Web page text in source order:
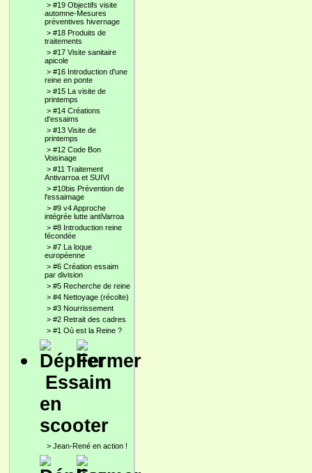
> #19 Objectifs visite
automne-Mesures
préventives hivernage
> #18 Produits de
traitements
> #17 Visite sanitaire
apicole
> #16 Introduction d'une
reine en ponte
> #15 La visite de
printemps
> #14 Créations
d'essaims
> #13 Visite de
printemps
> #12 Code Bon
Voisinage
> #11 Traitement
Antivarroa et SUIVI
> #10bis Prévention de
l'essaimage
> #9 v4 Approche
intégrée lutte antiVarroa
> #8 Introduction reine
fécondée
> #7 La loque
européenne
> #6 Création essaim
par division
> #5 Recherche de reine
> #4 Nettoyage (récolte)
> #3 Nourrissement
> #2 Retrait des cadres
> #1 Où est la Reine ?
Essaim
en
scooter
> Jean-René en action !